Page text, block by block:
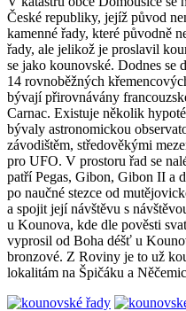
České republiky, jejíž původ
kamenné řady, které původně
řady, ale jelikož je proslavil
se jako kounovské. Dodnes se
14 rovnoběžných
bývají přirovnávány
Carnac. Existuje několik
bývaly astronomickou
závodištěm, středověkými
pro UFO. V prostoru řad se
patří Pegas, Gibon, Gibon II a
po naučné stezce od
a spojit její návštěvu s
u Kounova, kde dle pověsti
vyprosil od Boha déšť u
bronzové. Z Roviny je to už
lokalitám na Špičáku a